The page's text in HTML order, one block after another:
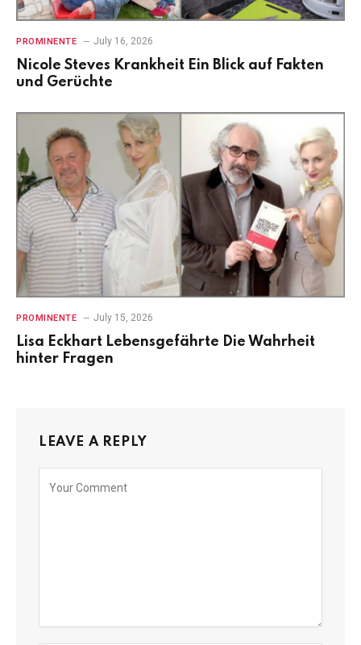
PROMINENTE July 16, 2026
Nicole Steves Krankheit Ein Blick auf Fakten
und Gerüchte
PROMINENTE July 15, 2026
Lisa Eckhart Lebensgefährte Die Wahrheit
hinter Fragen
LEAVE A REPLY